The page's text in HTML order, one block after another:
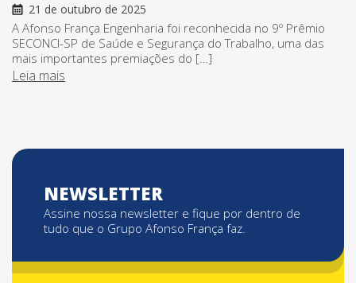
21 de outubro de 2025
A Afonso França Engenharia foi reconhecida no 9º Prêmio
SECONCI-SP de Saúde e Segurança do Trabalho, uma das
mais importantes premiações do […]
Leia mais
NEWSLETTER
Assine nossa newsletter e fique por dentro de
tudo que o Grupo Afonso França faz.